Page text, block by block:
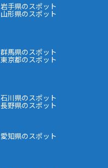
岩手県のスポット
山形県のスポット
群馬県のスポット
東京都のスポット
石川県のスポット
長野県のスポット
愛知県のスポット